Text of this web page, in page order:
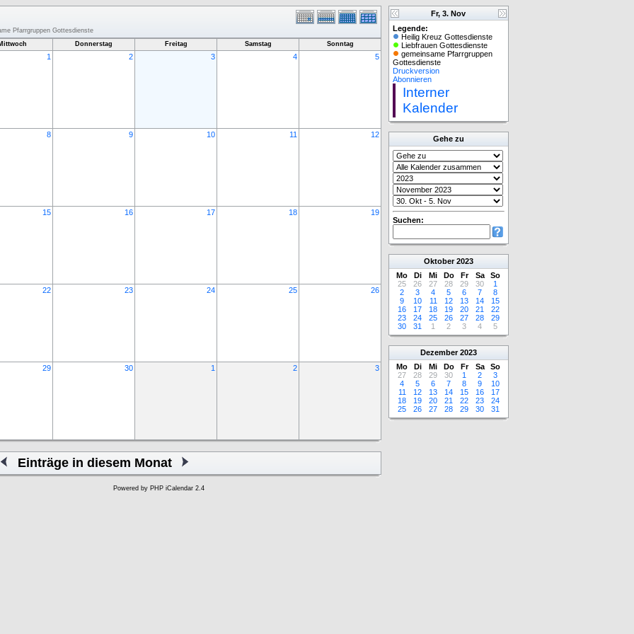
Pfarrgruppen Gottesdienste
Donnerstag Freitag Samstag Sonntag
1 2 3 4 5
8 9 10 11 12
15 16 17 18 19
22 23 24 25 26
29 30 1 2 3
Einträge in diesem Monat
Fr, 3. Nov
Legende:
Heilig Kreuz Gottesdienste
Liebfrauen Gottesdienste
gemeinsame Pfarrgruppen
Gottesdienste
Druckversion
Abonnieren
Interner
Kalender
Gehe zu
Suchen:
Oktober 2023
Mo
Di Mi Do Fr Sa
So
25
26 27 28 29 30
1
2
3 4 5 6 7
8
9
10 11 12 13 14
15
16
17 18 19 20 21
22
23
24 25 26 27 28
29
30
31 1 2 3 4 5
Dezember 2023
Mo
Di Mi Do Fr Sa
So
27
28 29 30 1 2
3
4
5 6 7 8 9
10
11
12 13 14 15 16
17
18
19 20 21 22 23
24
25
26 27 28 29 30 31
Powered by PHP iCalendar 2.4